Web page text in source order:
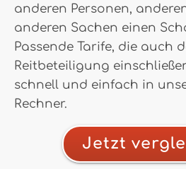
anderen Personen,
anderen Sachen einen
Passende Tarife, die auch
Reitbeteiligung
schnell und einfach in
Rechner.
Jetzt